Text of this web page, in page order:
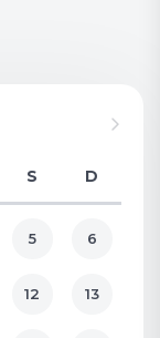
S D
5 6
12 13